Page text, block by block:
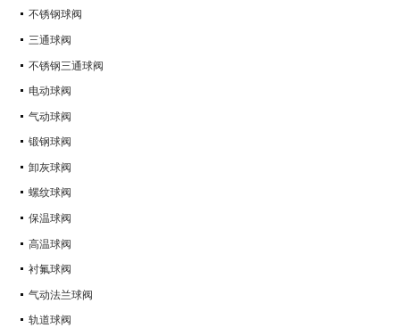
不锈钢球阀
三通球阀
不锈钢三通球阀
电动球阀
气动球阀
锻钢球阀
卸灰球阀
螺纹球阀
保温球阀
高温球阀
衬氟球阀
气动法兰球阀
轨道球阀